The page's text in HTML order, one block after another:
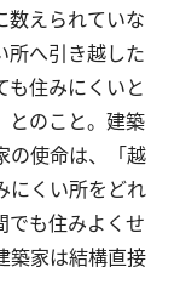
数えられていな
所へ引き越した
も住みにくいと
とのこと。建築
の使命は、「越
にくい所をどれ
でも住みよくせ
築家は結構直接